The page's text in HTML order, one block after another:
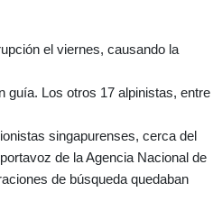
el viernes, causando la
guía. Los otros 17 alpinistas, entre
singapurenses, cerca del
de la Agencia Nacional de
de búsqueda quedaban